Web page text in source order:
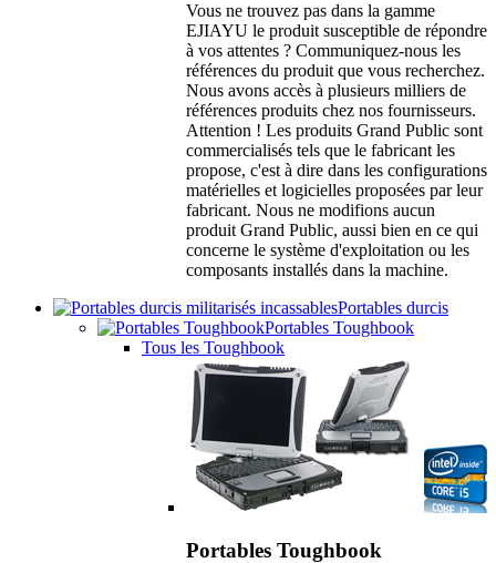
Vous ne trouvez pas dans la gamme
EJIAYU le produit susceptible de répondre
à vos attentes ? Communiquez-nous les
références du produit que vous recherchez.
Nous avons accès à plusieurs milliers de
références produits chez nos fournisseurs.
Attention ! Les produits Grand Public sont
commercialisés tels que le fabricant les
propose, c'est à dire dans les configurations
matérielles et logicielles proposées par leur
fabricant. Nous ne modifions aucun
produit Grand Public, aussi bien en ce qui
concerne le système d'exploitation ou les
composants installés dans la machine.
Portables durcis
Portables Toughbook
Tous les Toughbook
Portables Toughbook